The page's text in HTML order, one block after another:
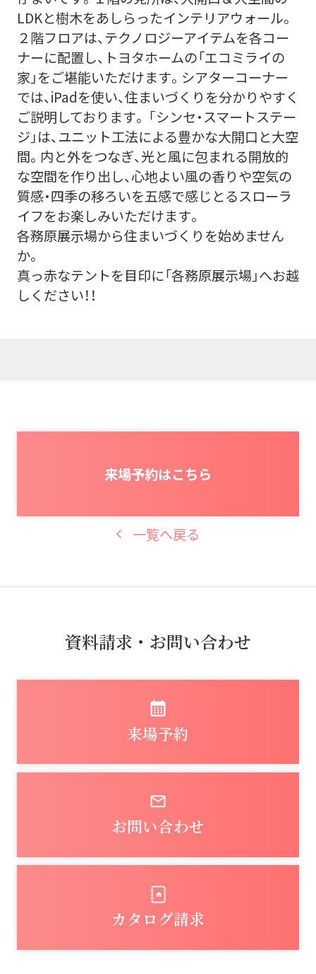
LDKと樹木をあしらったインテリアウォール。
２階フロアは、テクノロジーアイテムを各コー
ナーに配置し、トヨタホームの「エコミライの
家」をご堪能いただけます。シアターコーナー
では、iPadを使い、住まいづくりを分かりやすく
ご説明しております。 ｢シンセ・スマートステー
ジ｣は、ユニット工法による豊かな大開口と大空
間。内と外をつなぎ、光と風に包まれる開放的
な空間を作り出し、心地よい風の香りや空気の
質感・四季の移ろいを五感で感じとるスローラ
イフをお楽しみいただけます。
各務原展示場から住まいづくりを始めません
か。
真っ赤なテントを目印に「各務原展示場」へお越
しください！！
来場予約はこちら
一覧へ戻る
資料請求・お問い合わせ
来場予約
お問い合わせ
カタログ請求